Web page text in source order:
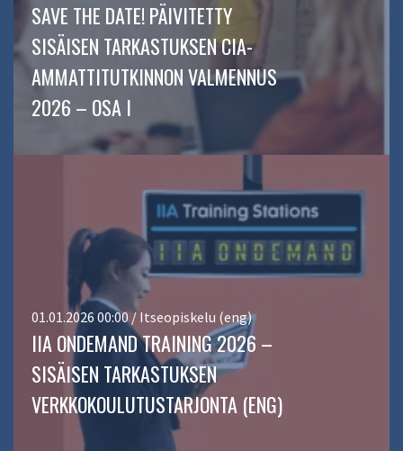
SAVE THE DATE! PÄIVITETTY
SISÄISEN TARKASTUKSEN CIA-
AMMATTITUTKINNON VALMENNUS
2026 – OSA I
01.01.2026 00:00 / Itseopiskelu (eng)
IIA ONDEMAND TRAINING 2026 –
SISÄISEN TARKASTUKSEN
VERKKOKOULUTUSTARJONTA (ENG)